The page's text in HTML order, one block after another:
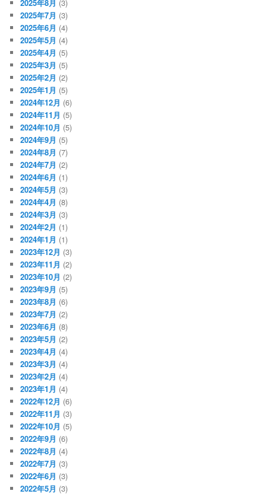
2025年8月 (3)
2025年7月 (3)
2025年6月 (4)
2025年5月 (4)
2025年4月 (5)
2025年3月 (5)
2025年2月 (2)
2025年1月 (5)
2024年12月 (6)
2024年11月 (5)
2024年10月 (5)
2024年9月 (5)
2024年8月 (7)
2024年7月 (2)
2024年6月 (1)
2024年5月 (3)
2024年4月 (8)
2024年3月 (3)
2024年2月 (1)
2024年1月 (1)
2023年12月 (3)
2023年11月 (2)
2023年10月 (2)
2023年9月 (5)
2023年8月 (6)
2023年7月 (2)
2023年6月 (8)
2023年5月 (2)
2023年4月 (4)
2023年3月 (4)
2023年2月 (4)
2023年1月 (4)
2022年12月 (6)
2022年11月 (3)
2022年10月 (5)
2022年9月 (6)
2022年8月 (4)
2022年7月 (3)
2022年6月 (3)
2022年5月 (3)